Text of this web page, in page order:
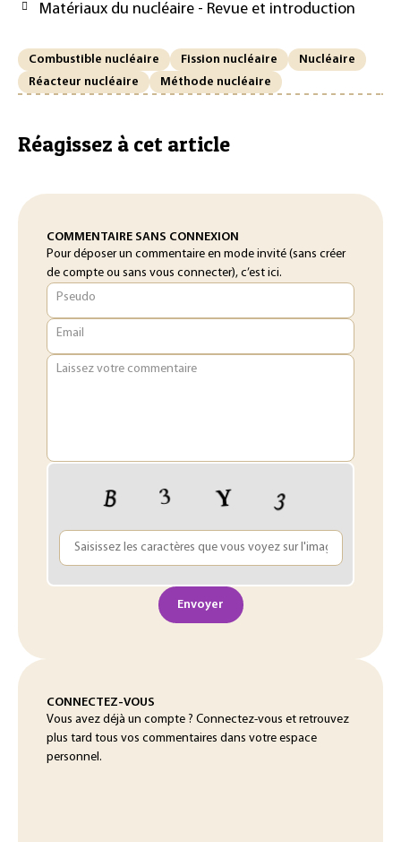
Matériaux du nucléaire - Revue et introduction
Combustible nucléaire Fission nucléaire
Nucléaire
Réacteur nucléaire
Méthode nucléaire
Réagissez à cet article
COMMENTAIRE SANS CONNEXION
Pour déposer un commentaire en mode invité (sans créer
de compte ou sans vous connecter), c’est ici.
Pseudo
Email
Laissez votre commentaire
Envoyer
CONNECTEZ-VOUS
Vous avez déjà un compte ? Connectez-vous et retrouvez
plus tard tous vos commentaires dans votre espace
personnel.